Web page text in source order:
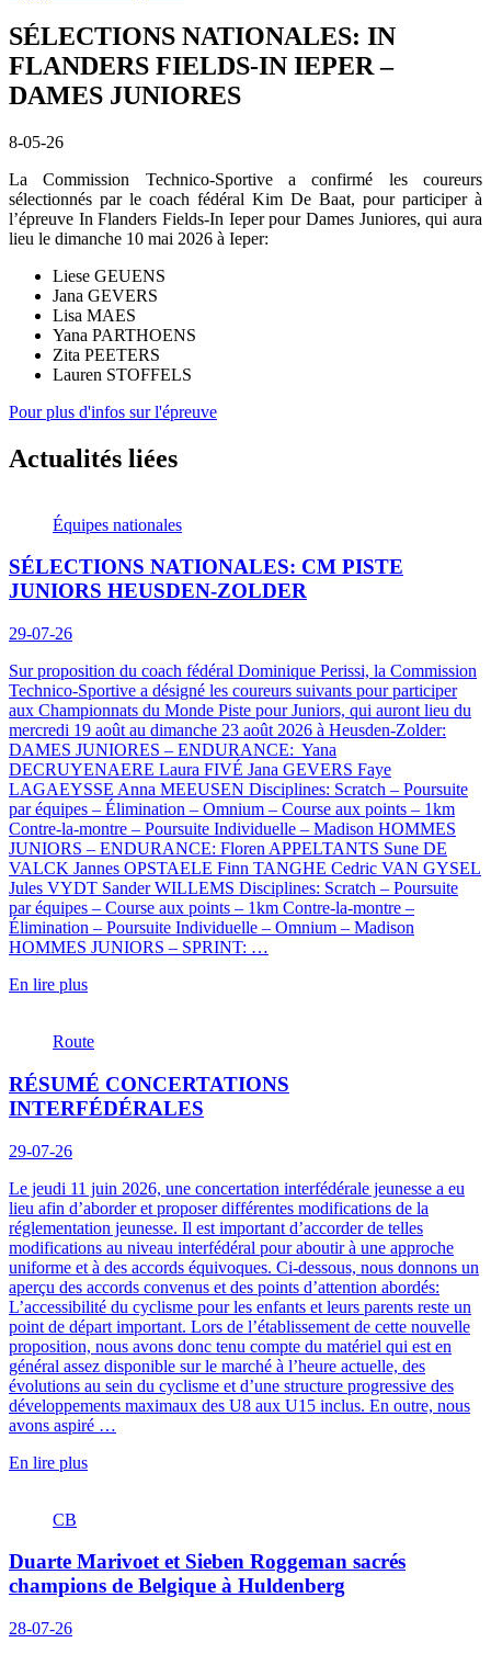
SÉLECTIONS NATIONALES: IN
FLANDERS FIELDS-IN IEPER –
DAMES JUNIORES
8-05-26
La Commission Technico-Sportive a confirmé les coureurs
sélectionnés par le coach fédéral Kim De Baat, pour participer à
l’épreuve In Flanders Fields-In Ieper pour Dames Juniores, qui aura
lieu le dimanche 10 mai 2026 à Ieper:
Liese GEUENS
Jana GEVERS
Lisa MAES
Yana PARTHOENS
Zita PEETERS
Lauren STOFFELS
Pour plus d'infos sur l'épreuve
Actualités liées
Équipes nationales
SÉLECTIONS NATIONALES: CM PISTE
JUNIORS HEUSDEN-ZOLDER
29-07-26
Sur proposition du coach fédéral Dominique Perissi, la Commission
Technico-Sportive a désigné les coureurs suivants pour participer
aux Championnats du Monde Piste pour Juniors, qui auront lieu du
mercredi 19 août au dimanche 23 août 2026 à Heusden-Zolder:
DAMES JUNIORES – ENDURANCE: Yana
DECRUYENAERE Laura FIVÉ Jana GEVERS Faye
LAGAEYSSE Anna MEEUSEN Disciplines: Scratch – Poursuite
par équipes – Élimination – Omnium – Course aux points – 1km
Contre-la-montre – Poursuite Individuelle – Madison HOMMES
JUNIORS – ENDURANCE: Floren APPELTANTS Sune DE
VALCK Jannes OPSTAELE Finn TANGHE Cedric VAN GYSEL
Jules VYDT Sander WILLEMS Disciplines: Scratch – Poursuite
par équipes – Course aux points – 1km Contre-la-montre –
Élimination – Poursuite Individuelle – Omnium – Madison
HOMMES JUNIORS – SPRINT: …
En lire plus
Route
RÉSUMÉ CONCERTATIONS
INTERFÉDÉRALES
29-07-26
Le jeudi 11 juin 2026, une concertation interfédérale jeunesse a eu
lieu afin d’aborder et proposer différentes modifications de la
réglementation jeunesse. Il est important d’accorder de telles
modifications au niveau interfédéral pour aboutir à une approche
uniforme et à des accords équivoques. Ci-dessous, nous donnons un
aperçu des accords convenus et des points d’attention abordés:
L’accessibilité du cyclisme pour les enfants et leurs parents reste un
point de départ important. Lors de l’établissement de cette nouvelle
proposition, nous avons donc tenu compte du matériel qui est en
général assez disponible sur le marché à l’heure actuelle, des
évolutions au sein du cyclisme et d’une structure progressive des
développements maximaux des U8 aux U15 inclus. En outre, nous
avons aspiré …
En lire plus
CB
Duarte Marivoet et Sieben Roggeman sacrés
champions de Belgique à Huldenberg
28-07-26